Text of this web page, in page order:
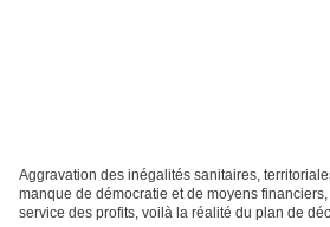
Aggravation des inégalités sanitaires,
manque de démocratie et de moyens financiers,
service des profits, voilà la réalité du plan de